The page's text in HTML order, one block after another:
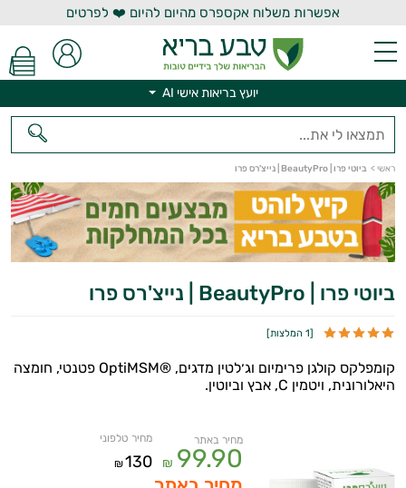
אפשרות משלוח אקספרס מהיום להיום ❤️ לפרטים
יועץ בריאות אישי AI
ראשי > ביוטי פרו | BeautyPro | נייצ'רס פרו
ביוטי פרו | BeautyPro | נייצ'רס פרו
[1 המלצות ]
קומפלקס קולגן פרימיום וג׳לטין מדגים, ®OptiMSM פטנטי, חומצה
היאלורונית, ויטמין C, אבץ וביוטין.
מחיר באתר
99.90
₪
מחיר טלפוני
130
₪
יועץ בריאות אישי AI